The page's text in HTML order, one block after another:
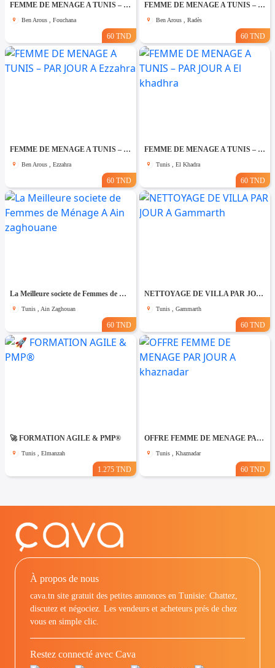
FEMME DE MENAGE A TUNIS – PAR JOUR A Fouchana
Ben Arous , Fouchana
60 TND
FEMME DE MENAGE A TUNIS – PAR JOUR A Rades
Ben Arous , Radès
60 TND
FEMME DE MENAGE A TUNIS – PAR JOUR A Ezzahra
Ben Arous , Ezzahra
60 TND
FEMME DE MENAGE A TUNIS – PAR JOUR A El khadhra
Tunis , El Khadra
60 TND
La Meilleure societe de Femmes de Ménage A Ain zaghouane
Tunis , Ain Zaghouan
60 TND
NETTOYAGE DE VILLA PAR JOUR A Gammarth
Tunis , Gammarth
60 TND
🚀 FORMATION AGILE & PMP®
Tunis , Elmanzah
1.275 TND
OFFRE FEMME DE MENAGE PAR JOUR A khaznadar
Tunis , Khaznadar
60 TND
À propos de nous
cava.tn site gratuit des petites annonces en Tunisie: Chattez,
discutez et négociez. Les vendeurs et acheteurs prés de chez
vous en simple clic.
Restez connecté avec Cava